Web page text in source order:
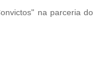
na parceria do